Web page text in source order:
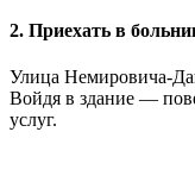
2. Приехать в
Улица Немировича-
Войдя в здание —
услуг.